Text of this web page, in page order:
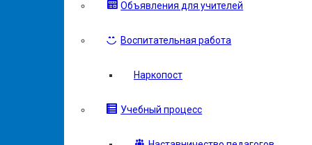
Объявления для учителей
Воспитательная работа
Наркопост
Учебный процесс